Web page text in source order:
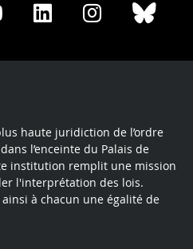
Share
Youtube
Share
LinkedIn
Share
Instagram
haute juridiction de l’ordre
l’enceinte du Palais de
institution remplit une mission
l'interprétation des lois.
à chacun une égalité de